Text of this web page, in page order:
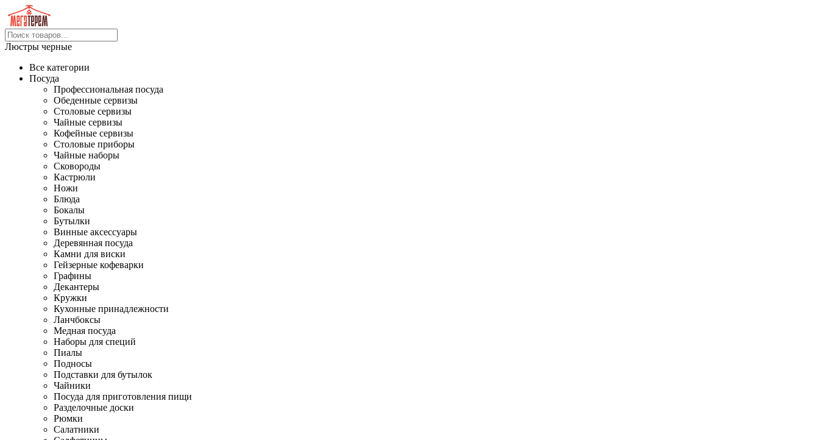
Люстры черные
Все категории
Посуда
Профессиональная посуда
Обеденные сервизы
Столовые сервизы
Чайные сервизы
Кофейные сервизы
Столовые приборы
Чайные наборы
Сковороды
Кастрюли
Ножи
Блюда
Бокалы
Бутылки
Винные аксессуары
Деревянная посуда
Камни для виски
Гейзерные кофеварки
Графины
Декантеры
Кружки
Кухонные принадлежности
Ланчбоксы
Медная посуда
Наборы для специй
Пиалы
Подносы
Подставки для бутылок
Чайники
Посуда для приготовления пищи
Разделочные доски
Рюмки
Салатники